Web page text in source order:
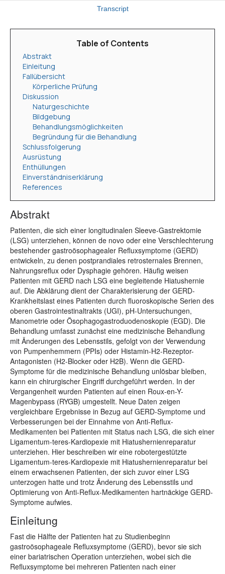
Transcript
Table of Contents
Abstrakt
Einleitung
Fallübersicht
Körperliche Prüfung
Diskussion
Naturgeschichte
Bildgebung
Behandlungsmöglichkeiten
Begründung für die Behandlung
Schlussfolgerung
Ausrüstung
Enthüllungen
Einverständniserklärung
References
Abstrakt
Patienten, die sich einer longitudinalen Sleeve-Gastrektomie
(LSG) unterziehen, können de novo oder eine Verschlechterung
bestehender gastroösophagealer Refluxsymptome (GERD)
entwickeln, zu denen postprandiales retrosternales Brennen,
Nahrungsreflux oder Dysphagie gehören. Häufig weisen
Patienten mit GERD nach LSG eine begleitende Hiatushernie
auf. Die Abklärung dient der Charakterisierung der GERD-
Krankheitslast eines Patienten durch fluoroskopische Serien des
oberen Gastrointestinaltrakts (UGI), pH-Untersuchungen,
Manometrie oder Ösophagogastroduodenoskopie (EGD). Die
Behandlung umfasst zunächst eine medizinische Behandlung
mit Änderungen des Lebensstils, gefolgt von der Verwendung
von Pumpenhemmern (PPIs) oder Histamin-H2-Rezeptor-
Antagonisten (H2-Blocker oder H2B). Wenn die GERD-
Symptome für die medizinische Behandlung unlösbar bleiben,
kann ein chirurgischer Eingriff durchgeführt werden. In der
Vergangenheit wurden Patienten auf einen Roux-en-Y-
Magenbypass (RYGB) umgestellt. Neue Daten zeigen
vergleichbare Ergebnisse in Bezug auf GERD-Symptome und
Verbesserungen bei der Einnahme von Anti-Reflux-
Medikamenten bei Patienten mit Status nach LSG, die sich einer
Ligamentum-teres-Kardiopexie mit Hiatushernienreparatur
unterziehen. Hier beschreiben wir eine robotergestützte
Ligamentum-teres-Kardiopexie mit Hiatushernienreparatur bei
einem erwachsenen Patienten, der sich zuvor einer LSG
unterzogen hatte und trotz Änderung des Lebensstils und
Optimierung von Anti-Reflux-Medikamenten hartnäckige GERD-
Symptome aufwies.
Einleitung
Fast die Hälfte der Patienten hat zu Studienbeginn
gastroösophageale Refluxsymptome (GERD), bevor sie sich
einer bariatrischen Operation unterziehen, wobei sich die
Refluxsymptome bei mehreren Patienten nach einer